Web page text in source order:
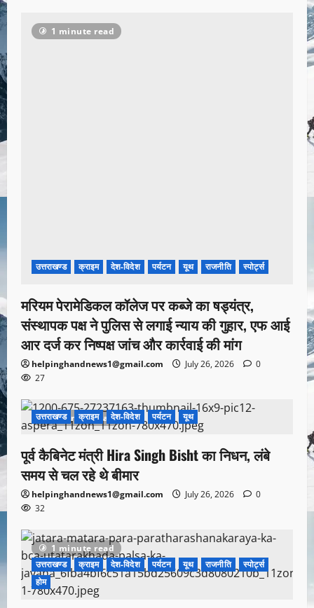
1 minute read
उत्तराखण्ड क्राइम देश-विदेश पर्यटन यूथ राजनीति स्पोर्ट्स
मरियम पेरामेडिकल कॉलेज पर कब्जे का षड्यंत्र,
संस्थापक पक्ष ने पुलिस से लगाई न्याय की गुहार, एफ आई
आर दर्ज कर निष्पक्ष जांच और कार्रवाई की मांग
helpinghandnews1@gmail.com July 26, 2026
0
27
1 minute read
उत्तराखण्ड क्राइम देश-विदेश पर्यटन यूथ
पूर्व कैबिनेट मंत्री Hira Singh Bisht का निधन, लंबे
समय से चल रहे थे बीमार
helpinghandnews1@gmail.com July 26, 2026
0
32
1 minute read
उत्तराखण्ड
क्राइम देश-विदेश पर्यटन यूथ राजनीति
स्पोर्ट्स
होम